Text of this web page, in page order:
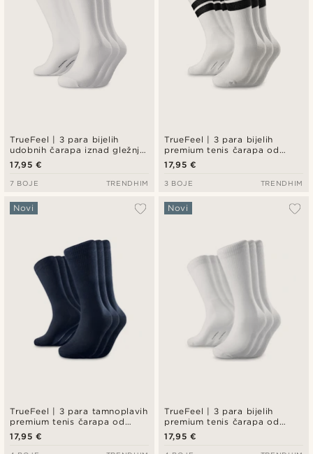
TrueFeel | 3 para bijelih
udobnih čarapa iznad gležnja
od bambusa
17,95 €
7 BOJE TRENDHIM
TrueFeel | 3 para bijelih
premium tenis čarapa od
pamuka – crni prugasti detalj
17,95 €
3 BOJE TRENDHIM
TrueFeel | 3 para tamnoplavih
premium tenis čarapa od
pamuka
Novi
17,95 €
TrueFeel | 3 para bijelih
premium tenis čarapa od
pamuka
Novi
17,95 €